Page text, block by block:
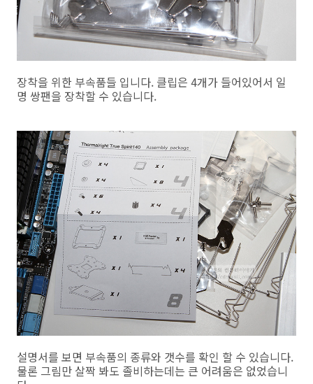
장착을 위한 부속품들 입니다. 클립은 4개가 들어있어서 일
명 쌍팬을 장착할 수 있습니다.
설명서를 보면 부속품의 종류와 갯수를 확인 할 수 있습니다.
물론 그림만 살짝 봐도 졸비하는데는 큰 어려움은 없었습니